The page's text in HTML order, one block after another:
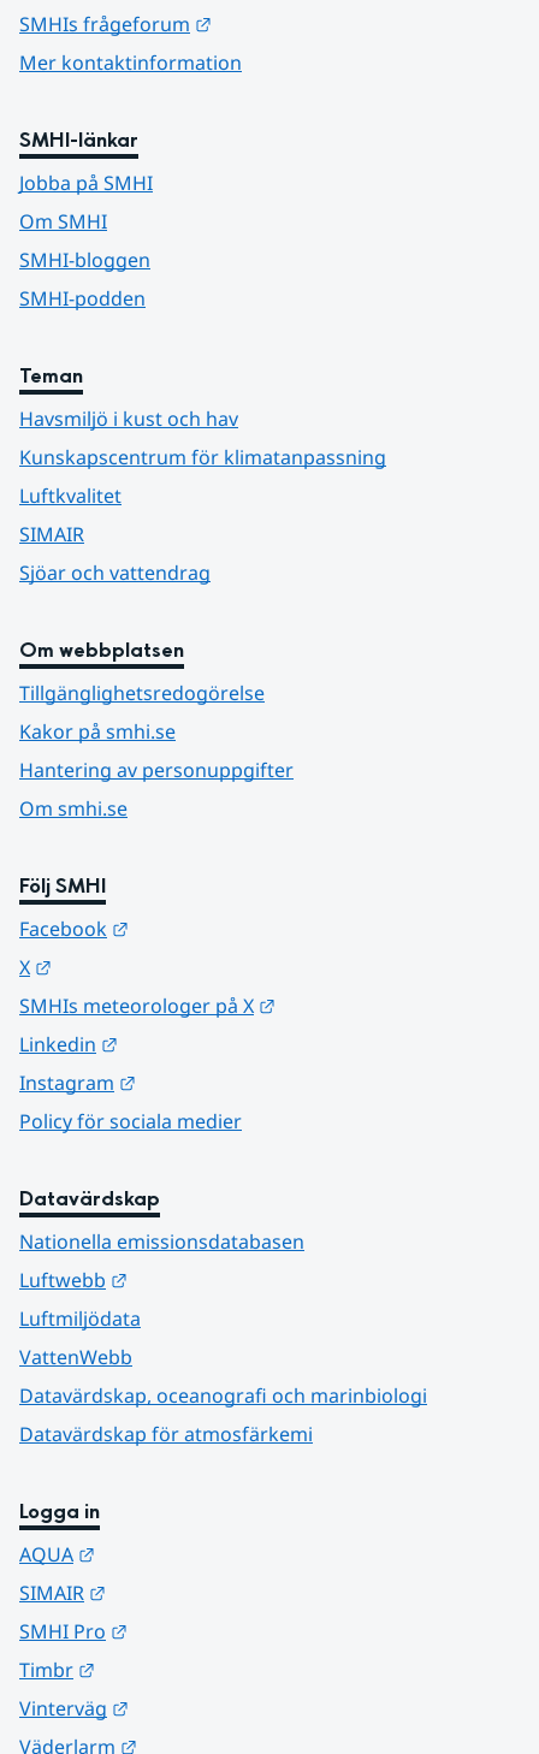
SMHIs frågeforum
Mer kontaktinformation
SMHI-länkar
Jobba på SMHI
Om SMHI
SMHI-bloggen
SMHI-podden
Teman
Havsmiljö i kust och hav
Kunskapscentrum för klimatanpassning
Luftkvalitet
SIMAIR
Sjöar och vattendrag
Om webbplatsen
Tillgänglighetsredogörelse
Kakor på smhi.se
Hantering av personuppgifter
Om smhi.se
Följ SMHI
Facebook
X
SMHIs meteorologer på X
Linkedin
Instagram
Policy för sociala medier
Datavärdskap
Nationella emissionsdatabasen
Luftwebb
Luftmiljödata
VattenWebb
Datavärdskap, oceanografi och marinbiologi
Datavärdskap för atmosfärkemi
Logga in
AQUA
SIMAIR
SMHI Pro
Timbr
Vinterväg
Väderlarm